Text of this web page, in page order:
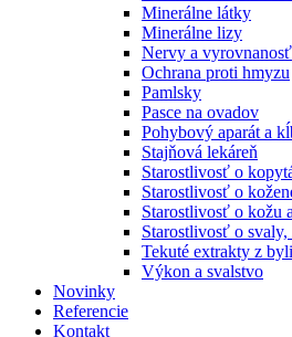
Minerálne látky
Minerálne lizy
Nervy a vyrovnanosť
Ochrana proti hmyzu
Pamlsky
Pasce na ovadov
Pohybový aparát a
Stajňová lekáreň
Starostlivosť o
Starostlivosť o
Starostlivosť o kožu
Starostlivosť o
Tekuté extrakty z
Výkon a svalstvo
Novinky
Referencie
Kontakt